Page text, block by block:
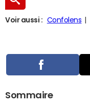
Voir aussi : Confolens
Sommaire